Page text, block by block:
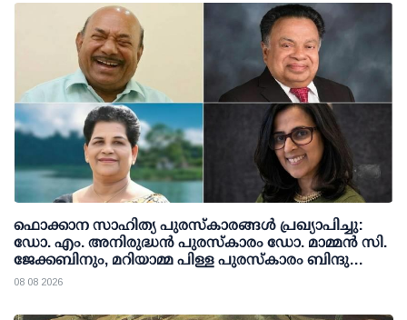
ഫൊക്കാന സാഹിത്യ പുരസ്‌കാരങ്ങള്‍ പ്രഖ്യാപിച്ചു:
ഡോ. എം. അനിരുദ്ധന്‍ പുരസ്‌കാരം ഡോ. മാമ്മന്‍ സി.
ജേക്കബിനും, മറിയാമ്മ പിള്ള പുരസ്‌കാരം ബിന്ദു
കാനയ്ക്കും
08 08 2026